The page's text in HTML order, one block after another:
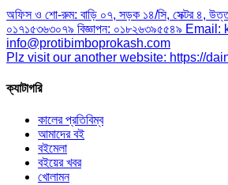
অফিস ও শো-রুম: বাড়ি ০৭, সড়ক ১৪/সি, সেক্টর ৪,
০১৭১৫৩৬৩০৭৯ বিজ্ঞাপন: ০১৮২৬৩৯৫৫৪৯
info@protibimboprokash.com
Plz visit our another website: https://
ক্যাটাগরি
কালের প্রতিবিম্ব
আমাদের বই
বইমেলা
বইয়ের খবর
খোলামন